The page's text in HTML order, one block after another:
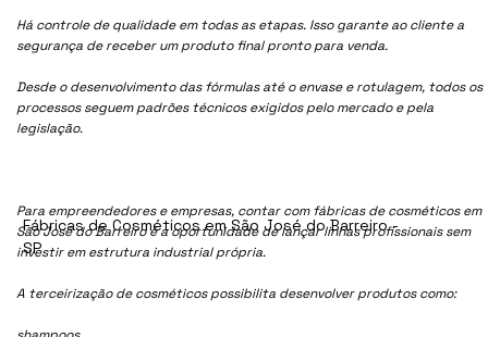
Há controle de qualidade em todas as etapas. Isso garante ao cliente a
segurança de receber um produto final pronto para venda.
Desde o desenvolvimento das fórmulas até o envase e rotulagem, todos os
processos seguem padrões técnicos exigidos pelo mercado e pela
legislação.
Para empreendedores e empresas, contar com fábricas de cosméticos em
São José do Barreiro é a oportunidade de lançar linhas profissionais sem
investir em estrutura industrial própria.
A terceirização de cosméticos possibilita desenvolver produtos como:
Fábricas de Cosméticos em São José do Barreiro -
SP